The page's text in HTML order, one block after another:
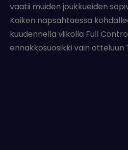
vaatii muiden joukkueiden
Kaiken napsahtaessa
kuudennella viikolla Full
ennakkosuosikki vain otteluun